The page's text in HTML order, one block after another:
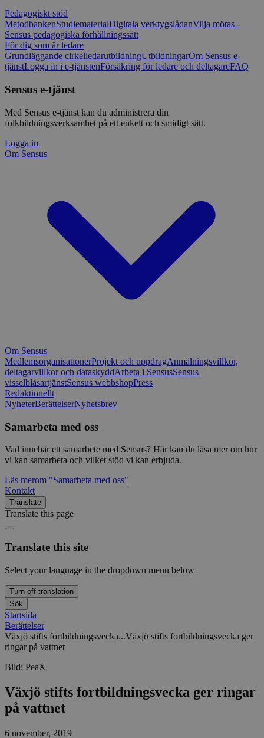
Pedagogiskt stöd
MetodbankenStudiematerialDigitala verktygslådanVilja mötas -
Sensus pedagogiska förhållningssätt
För dig som är ledare
Grundläggande cirkelledarutbildningUtbildningarOm Sensus e-
tjänstLogga in i e-tjänstenFörsäkring för ledare och deltagareFAQ
Sensus e-tjänst
Med Sensus e-tjänst kan du administrera din
folkbildningsverksamhet på ett enkelt och smidigt sätt.
Logga in
Om Sensus
Om Sensus
MedlemsorganisationerProjekt och uppdragAnmälningsvillkor,
deltagarvillkor och dataskyddArbeta i SensusSensus
visselblåsartjänstSensus webbshopPress
Redaktionellt
NyheterBerättelserNyhetsbrev
Samarbeta med oss
Vad innebär ett samarbete med Sensus? Här kan du läsa mer om hur
vi kan samarbeta och vilket stöd vi kan erbjuda.
Läs merom "Samarbeta med oss"
Kontakt
Translate
Translate this page
Translate this site
Select your language in the dropdown menu below
Turn off translation
Sök
Startsida
Berättelser
Växjö stifts fortbildningsvecka...Växjö stifts fortbildningsvecka ger
ringar på vattnet
Bild: PeaX
Växjö stifts fortbildningsvecka ger ringar
på vattnet
6 november, 2019